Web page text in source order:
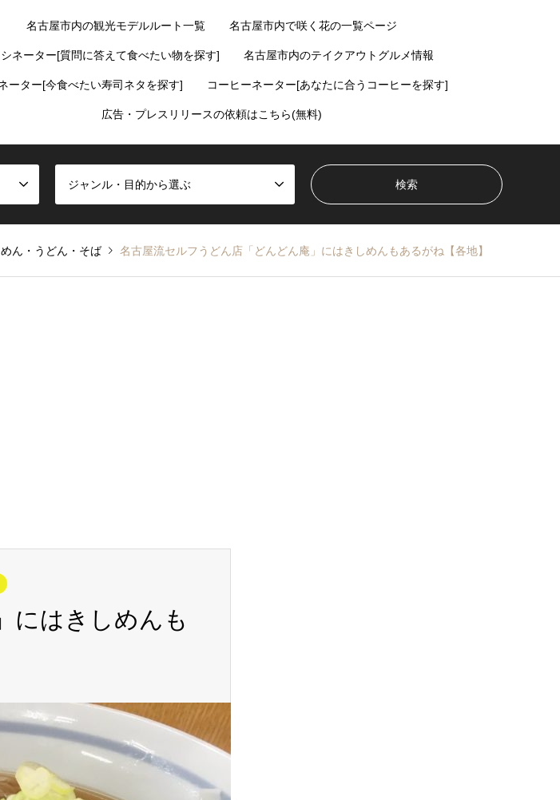
名古屋市内の観光モデルルート一覧 名古屋市内で咲く花の一覧ページ
シネーター[質問に答えて食べたい物を探す] 名古屋市内のテイクアウトグルメ情報
ーター[今食べたい寿司ネタを探す] コーヒーネーター[あなたに合うコーヒーを探す]
広告・プレスリリースの依頼はこちら(無料)
ジャンル・目的から選ぶ
ん・うどん・そば 名古屋流セルフうどん店「どんどん庵」にはきしめんもあるがね【各地】
にはきしめんも